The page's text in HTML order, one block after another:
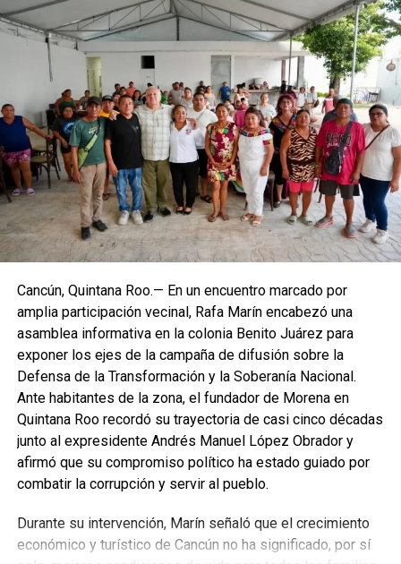
Villegas sostuvo que México debe transitar de acciones
aisladas a una política permanente de recuperación
ambiental que involucre a los tres órdenes de gobierno,
comunidades, universidades y sociedad civil. Recordó que
cerca del 70% del territorio nacional cuenta con cobertura
forestal y que el país concentra alrededor del 12% de la
biodiversidad mundial, lo que obliga a reforzar la
especialmente en el sureste mexicano.
La Jornada Nacional de Reforestación intervendrá
ecosistemas como bosques templados, selvas húmedas
y secas, matorrales, pastizales y manglares mediante la
plantación de 302 especies, de las cuales 261 son nativas
y 41 endémicas. Las acciones alcanzarán 37 Áreas
Naturales Protegidas y 17 Áreas Destinadas
Voluntariamente a la Conservación, con el objetivo de
recuperar territorios estratégicos y fortalecer la resiliencia
Finalmente, Marybel Villegas afirmó que reforestar es
Cancún, Quintana Roo.— En un encuentro marcado por
amplia participación vecinal, Rafa Marín encabezó una
asamblea informativa en la colonia Benito Juárez para
exponer los ejes de la campaña de difusión sobre la
Defensa de la Transformación y la Soberanía Nacional.
Ante habitantes de la zona, el fundador de Morena en
Quintana Roo recordó su trayectoria de casi cinco décadas
junto al expresidente Andrés Manuel López Obrador y
afirmó que su compromiso político ha estado guiado por
combatir la corrupción y servir al pueblo.
Durante su intervención, Marín señaló que el crecimiento
económico y turístico de Cancún no ha significado, por sí